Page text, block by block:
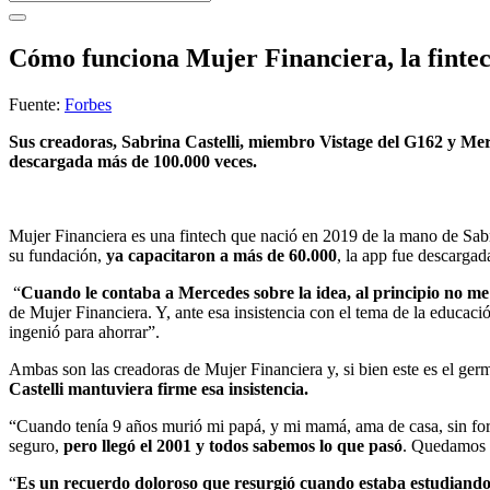
Cómo funciona Mujer Financiera, la
Fuente: Forbes
Sus creadoras, Sabrina Castelli, miembro Vistage del G162 y
descargada más de 100.000 veces.
Mujer Financiera es una fintech que nació en 2019 de la mano de
su fundación, ya capacitaron a más de 60.000, la app fue
“Cuando le contaba a Mercedes sobre la idea, al principio no
de Mujer Financiera. Y, ante esa insistencia con el tema de la
ingenió para ahorrar”.
Ambas son las creadoras de Mujer Financiera y, si bien este es el
Castelli mantuviera firme esa insistencia.
“Cuando tenía 9 años murió mi papá, y mi mamá, ama de casa, sin
seguro, pero llegó el 2001 y todos sabemos lo que pasó.
“Es un recuerdo doloroso que resurgió cuando estaba